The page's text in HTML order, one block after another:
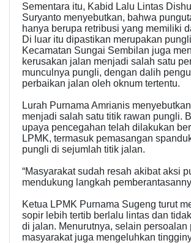
Sementara itu, Kabid Lalu Lintas
Suryanto menyebutkan, bahwa
hanya berupa retribusi yang memiliki
Di luar itu dipastikan merupakan
Kecamatan Sungai Sembilan juga
kerusakan jalan menjadi salah satu
munculnya pungli, dengan dalih
perbaikan jalan oleh oknum tertentu.
Lurah Purnama Amrianis
menjadi salah satu titik rawan pungli.
upaya pencegahan telah dilakukan
LPMK, termasuk pemasangan
pungli di sejumlah titik jalan.
“Masyarakat sudah resah akibat aksi
mendukung langkah
Ketua LPMK Purnama Sugeng turut
sopir lebih tertib berlalu lintas dan
di jalan. Menurutnya, selain persoalan
masyarakat juga mengeluhkan